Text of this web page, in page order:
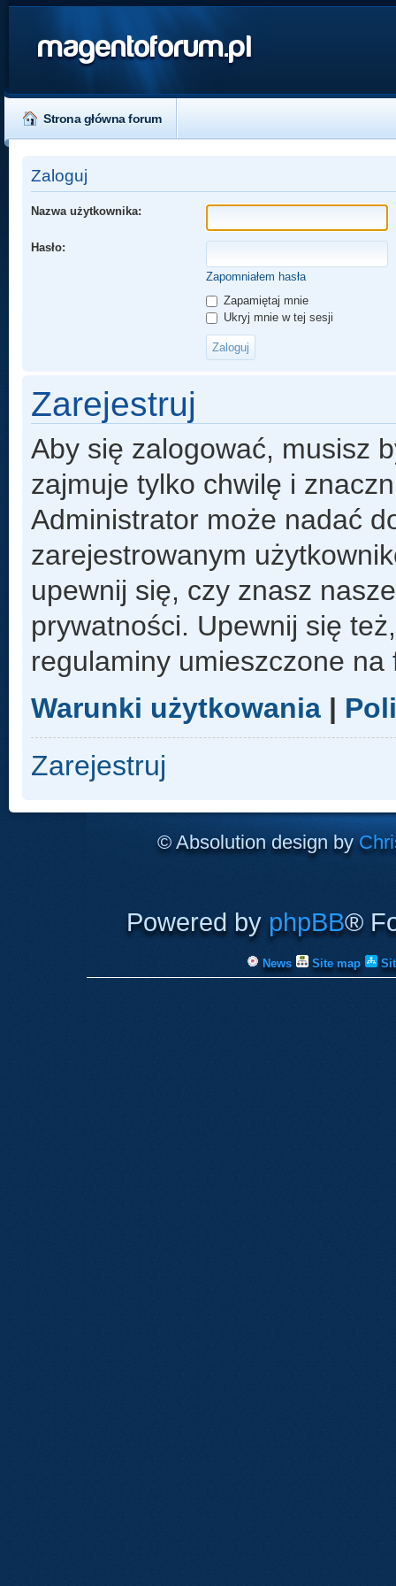
magentoforum.pl
Strona główna forum
Zaloguj
Nazwa użytkownika:
Hasło:
Zapomniałem hasła
Zapamiętaj mnie
Ukryj mnie w tej sesji
Zarejestruj
Aby się zalogować, musisz
zajmuje tylko chwilę i
Administrator może nadać
zarejestrowanym
upewnij się, czy znasz
prywatności. Upewnij się
regulaminy umieszczone na
Warunki użytkowania |
Zarejestruj
© Absolution design by
Powered by phpBB®
News Site map